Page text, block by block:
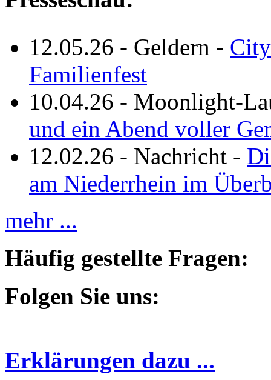
12.05.26 - Geldern -
Familienfest
10.04.26 - Moonlight-
und ein Abend voller
12.02.26 - Nachricht -
am Niederrhein im
mehr ...
Häufig gestellte Fragen:
Folgen Sie uns:
Erklärungen dazu ...